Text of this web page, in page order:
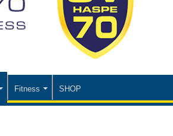
Fitness SHOP